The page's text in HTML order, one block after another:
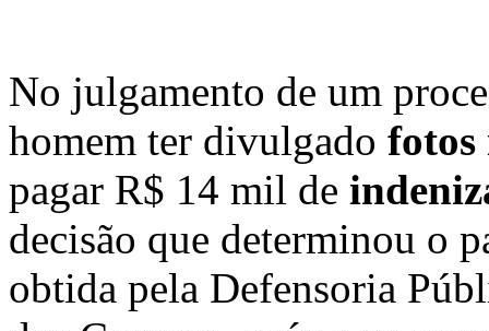
No julgamento de um
homem ter divulgado fotos
pagar R$ 14 mil de
decisão que determinou o
obtida pela Defensoria